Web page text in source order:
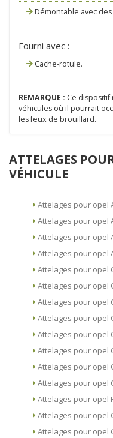
Démontable avec des
Fourni avec :
Cache-rotule.
REMARQUE : Ce
véhicules où il pourrait
les feux de brouillard.
ATTELAGES
VÉHICULE
Attelages pour opel
Attelages pour opel
Attelages pour opel
Attelages pour opel
Attelages pour opel
Attelages pour opel
Attelages pour opel
Attelages pour opel
Attelages pour opel
Attelages pour opel
Attelages pour opel
Attelages pour opel
Attelages pour opel
Attelages pour opel
Attelages pour opel